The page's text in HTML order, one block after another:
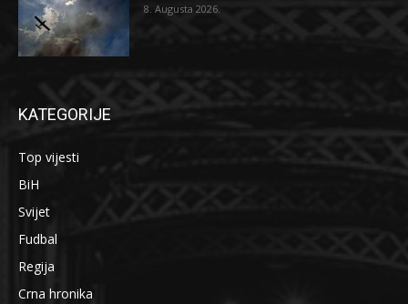
8. Augusta 2026.
KATEGORIJE
Top vijesti
BiH
Svijet
Fudbal
Regija
Crna hronika